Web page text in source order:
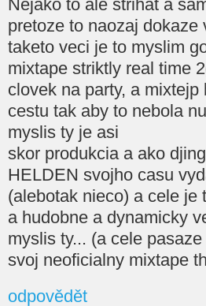
Nejako to ale strihat a
pretoze to naozaj
taketo veci je to myslim
mixtape striktly real time
clovek na party, a
cestu tak aby to nebola
myslis ty je asi
skor produkcia a ako
HELDEN svojho casu
(alebotak nieco) a cele je
a hudobne a dynamicky
myslis ty... (a cele
svoj neoficialny mixtape
odpovědět